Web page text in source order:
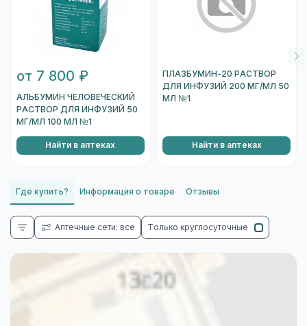
от 7 800 ₽
АЛЬБУМИН ЧЕЛОВЕЧЕСКИЙ
РАСТВОР ДЛЯ ИНФУЗИЙ 50
МГ/МЛ 100 МЛ №1
Найти в аптеках
ПЛАЗБУМИН-20 РАСТВОР
ДЛЯ ИНФУЗИЙ 200 МГ/МЛ 50
МЛ №1
Найти в аптеках
Где купить? Информация о товаре Отзывы
Аптечные сети: все Только круглосуточные